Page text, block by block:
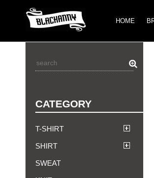
HOME
CATEGORY
T-SHIRT
SHIRT
SWEAT